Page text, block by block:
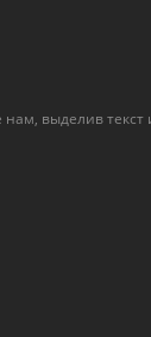
выделив текст